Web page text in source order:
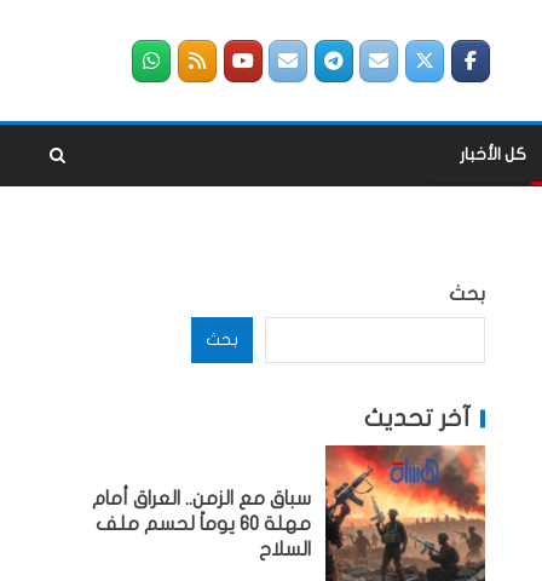
كل الأخبار
بحث
بحث
آخر تحديث
سباق مع الزمن.. العراق أمام
مهلة 60 يوماً لحسم ملف
السلاح